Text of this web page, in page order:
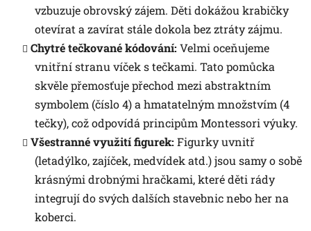
vzbuzuje obrovský zájem. Děti dokážou krabičky
otevírat a zavírat stále dokola bez ztráty zájmu.
Chytré tečkované kódování: Velmi oceňujeme
vnitřní stranu víček s tečkami. Tato pomůcka
skvěle přemosťuje přechod mezi abstraktním
symbolem (číslo 4) a hmatatelným množstvím (4
tečky), což odpovídá principům Montessori výuky.
Všestranné využití figurek: Figurky uvnitř
(letadýlko, zajíček, medvídek atd.) jsou samy o sobě
krásnými drobnými hračkami, které děti rády
integrují do svých dalších stavebnic nebo her na
koberci.